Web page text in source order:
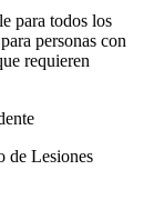
para todos los
personas con
requieren
de Lesiones